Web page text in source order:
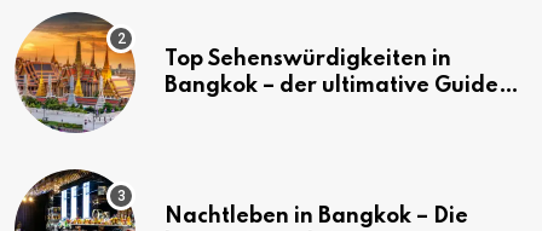
Top Sehenswürdigkeiten in
Bangkok – der ultimative Guide
Nachtleben in Bangkok – Die